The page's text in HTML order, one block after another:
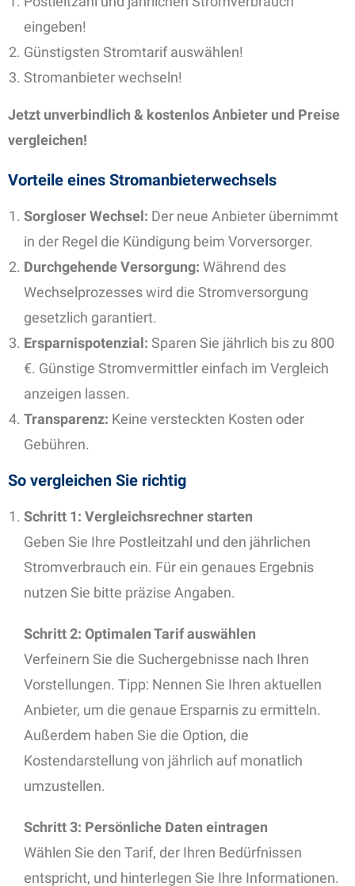
eingeben!
Günstigsten Stromtarif auswählen!
Stromanbieter wechseln!
Jetzt unverbindlich & kostenlos Anbieter und Preise
vergleichen!
Vorteile eines Stromanbieterwechsels
Sorgloser Wechsel: Der neue Anbieter übernimmt
in der Regel die Kündigung beim Vorversorger.
Durchgehende Versorgung: Während des
Wechselprozesses wird die Stromversorgung
gesetzlich garantiert.
Ersparnispotenzial: Sparen Sie jährlich bis zu 800
€. Günstige Stromvermittler einfach im Vergleich
anzeigen lassen.
Transparenz: Keine versteckten Kosten oder
Gebühren.
So vergleichen Sie richtig
Schritt 1: Vergleichsrechner starten
Geben Sie Ihre Postleitzahl und den jährlichen
Stromverbrauch ein. Für ein genaues Ergebnis
nutzen Sie bitte präzise Angaben.
Schritt 2: Optimalen Tarif auswählen
Verfeinern Sie die Suchergebnisse nach Ihren
Vorstellungen. Tipp: Nennen Sie Ihren aktuellen
Anbieter, um die genaue Ersparnis zu ermitteln.
Außerdem haben Sie die Option, die
Kostendarstellung von jährlich auf monatlich
umzustellen.
Schritt 3: Persönliche Daten eintragen
Wählen Sie den Tarif, der Ihren Bedürfnissen
entspricht, und hinterlegen Sie Ihre Informationen.